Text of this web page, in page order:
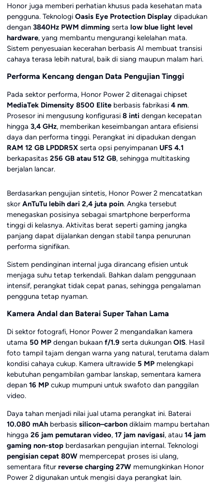
Honor juga memberi perhatian khusus pada kesehatan mata
pengguna. Teknologi Oasis Eye Protection Displaydipadukan
dengan 3840Hz PWM dimming serta low blue light level
hardware, yang membantu mengurangi kelelahan mata.
Sistem penyesuaian kecerahan berbasis AI membuat transisi
cahaya terasa lebih natural, baik di siang maupun malam hari.
Performa Kencang dengan Data Pengujian Tinggi
Pada sektor performa, Honor Power 2 ditenagai chipset
MediaTek Dimensity 8500 Eliteberbasis fabrikasi 4 nm.
Prosesor ini mengusung konfigurasi 8 inti dengan kecepatan
hingga 3,4 GHz, memberikan keseimbangan antara efisiensi
daya dan performa tinggi. Perangkat ini dipadukan dengan
RAM 12 GB LPDDR5Xserta opsi penyimpanan UFS 4.1
berkapasitas 256 GB atau 512 GB, sehingga multitasking
berjalan lancar.
Berdasarkan pengujian sintetis, Honor Power 2 mencatatkan
skor AnTuTu lebih dari 2,4 juta poin. Angka tersebut
menegaskan posisinya sebagai smartphone berperforma
tinggi di kelasnya. Aktivitas berat seperti gaming jangka
panjang dapat dijalankan dengan stabil tanpa penurunan
performa signifikan.
Sistem pendinginan internal juga dirancang efisien untuk
menjaga suhu tetap terkendali. Bahkan dalam penggunaan
intensif, perangkat tidak cepat panas, sehingga pengalaman
pengguna tetap nyaman.
Kamera Andal dan Baterai Super Tahan Lama
Di sektor fotografi, Honor Power 2 mengandalkan kamera
utama 50 MPdengan bukaan f/1.9 serta dukungan OIS. Hasil
foto tampil tajam dengan warna yang natural, terutama dalam
kondisi cahaya cukup. Kamera ultrawide 5 MPmelengkapi
kebutuhan pengambilan gambar lanskap, sementara kamera
depan 16 MPcukup mumpuni untuk swafoto dan panggilan
video.
Daya tahan menjadi nilai jual utama perangkat ini. Baterai
10.080 mAhberbasis silicon–carbondiklaim mampu bertahan
hingga 26 jam pemutaran video, 17 jam navigasi, atau 14 jam
gaming non-stopberdasarkan pengujian internal. Teknologi
pengisian cepat 80Wmempercepat proses isi ulang,
sementara fitur reverse charging 27Wmemungkinkan Honor
Power 2 digunakan untuk mengisi daya perangkat lain.